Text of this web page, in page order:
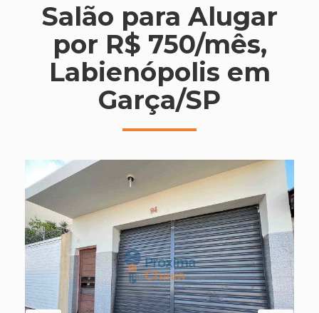
Salão para Alugar
por R$ 750/mês,
Labienópolis em
Garça/SP